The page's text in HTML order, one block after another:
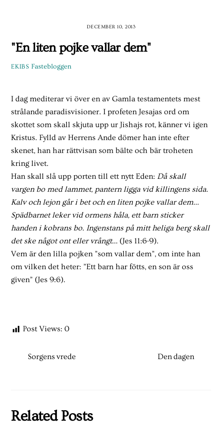
DECEMBER 10, 2013
"En liten pojke vallar dem"
EKIBS Fastebloggen
I dag mediterar vi över en av Gamla testamentets mest
strålande paradisvisioner. I profeten Jesajas ord om
skottet som skall skjuta upp ur Jishajs rot, känner vi igen
Kristus. Fylld av Herrens Ande dömer han inte efter
skenet, han har rättvisan som bälte och bär troheten
kring livet.
Han skall slå upp porten till ett nytt Eden:Då skall
vargen bo med lammet, pantern ligga vid killingens sida.
Kalv och lejon går i bet och en liten pojke vallar dem…
Spädbarnet leker vid ormens håla, ett barn sticker
handen i kobrans bo. Ingenstans på mitt heliga berg skall
det ske något ont eller vrångt… (Jes 11:6-9).
Vem är den lilla pojken ”som vallar dem”, om inte han
om vilken det heter: ”Ett barn har fötts, en son är oss
given” (Jes 9:6).
Post Views: 0
Sorgens vrede Den dagen
Related Posts